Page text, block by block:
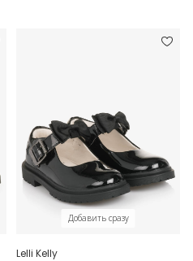
Добавить сразу
Lelli Kelly